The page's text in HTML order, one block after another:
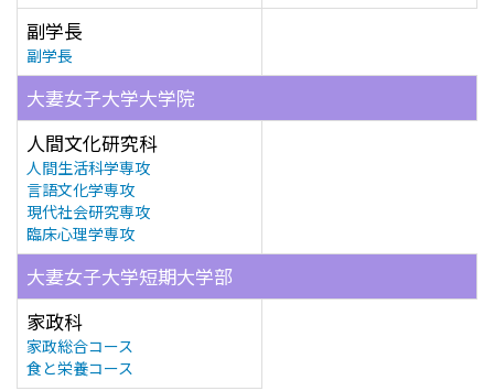
副学長
副学長
大妻女子大学大学院
人間文化研究科
人間生活科学専攻
言語文化学専攻
現代社会研究専攻
臨床心理学専攻
大妻女子大学短期大学部
家政科
家政総合コース
食と栄養コース